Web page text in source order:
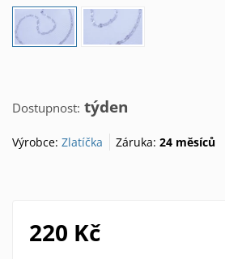
Dostupnost: týden
Výrobce: Zlatíčka Záruka:24 měsíců
220 Kč